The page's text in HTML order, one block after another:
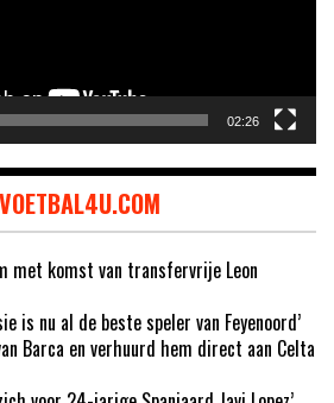
02:26
VOETBAL4U.COM
met komst van transfervrije Leon
is nu al de beste speler van Feyenoord’
Barca en verhuurd hem direct aan Celta